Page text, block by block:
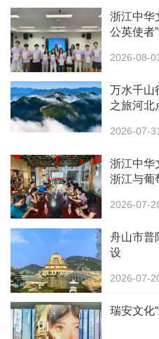
浙江中华
公英使者
2026-08-
万水千
之旅河北
2026-07-31
浙江中华
浙江与葡
2026-07-
舟山市普
设
2026-07-
瑞安文化